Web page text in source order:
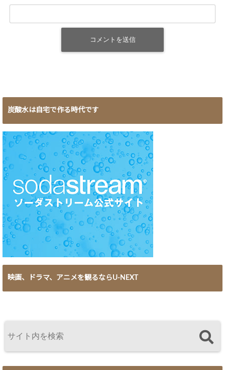
炭酸水は自宅で作る時代です
映画、ドラマ、アニメを観るならU-NEXT